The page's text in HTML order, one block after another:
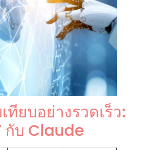
ทียบอย่างรวดเร็ว:
กับ Claude